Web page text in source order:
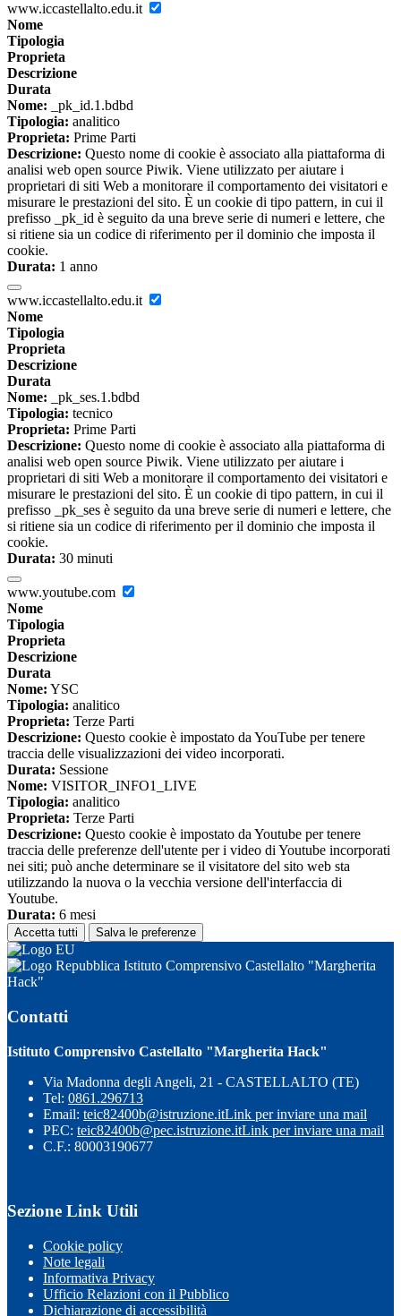
www.iccastellalto.edu.it
Nome
Tipologia
Proprieta
Descrizione
Durata
Nome: _pk_id.1.bdbd
Tipologia: analitico
Proprieta: Prime Parti
Descrizione: Questo nome di cookie è associato alla piattaforma di
analisi web open source Piwik. Viene utilizzato per aiutare i
proprietari di siti Web a monitorare il comportamento dei visitatori e
misurare le prestazioni del sito. È un cookie di tipo pattern, in cui il
prefisso _pk_id è seguito da una breve serie di numeri e lettere, che
si ritiene sia un codice di riferimento per il dominio che imposta il
cookie.
Durata: 1 anno
www.iccastellalto.edu.it
Nome
Tipologia
Proprieta
Descrizione
Durata
Nome: _pk_ses.1.bdbd
Tipologia: tecnico
Proprieta: Prime Parti
Descrizione: Questo nome di cookie è associato alla piattaforma di
analisi web open source Piwik. Viene utilizzato per aiutare i
proprietari di siti Web a monitorare il comportamento dei visitatori e
misurare le prestazioni del sito. È un cookie di tipo pattern, in cui il
prefisso _pk_ses è seguito da una breve serie di numeri e lettere, che
si ritiene sia un codice di riferimento per il dominio che imposta il
cookie.
Durata: 30 minuti
www.youtube.com
Nome
Tipologia
Proprieta
Descrizione
Durata
Nome: YSC
Tipologia: analitico
Proprieta: Terze Parti
Descrizione: Questo cookie è impostato da YouTube per tenere
traccia delle visualizzazioni dei video incorporati.
Durata: Sessione
Nome: VISITOR_INFO1_LIVE
Tipologia: analitico
Proprieta: Terze Parti
Descrizione: Questo cookie è impostato da Youtube per tenere
traccia delle preferenze dell'utente per i video di Youtube incorporati
nei siti; può anche determinare se il visitatore del sito web sta
utilizzando la nuova o la vecchia versione dell'interfaccia di
Youtube.
Durata: 6 mesi
Accetta tutti Salva le preferenze
Istituto Comprensivo Castellalto "Margherita
Hack"
Contatti
Istituto Comprensivo Castellalto "Margherita Hack"
Via Madonna degli Angeli, 21 - CASTELLALTO (TE)
Tel: 0861.296713
Email: teic82400b@istruzione.itLink per inviare una mail
PEC: teic82400b@pec.istruzione.itLink per inviare una mail
C.F.: 80003190677
Sezione Link Utili
Cookie policy
Note legali
Informativa Privacy
Ufficio Relazioni con il Pubblico
Dichiarazione di accessibilità